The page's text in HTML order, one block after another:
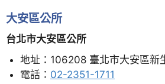
大安區公所
台北市大安區公所
地址：106208 臺北市大安區新
電話： 02-2351-1711